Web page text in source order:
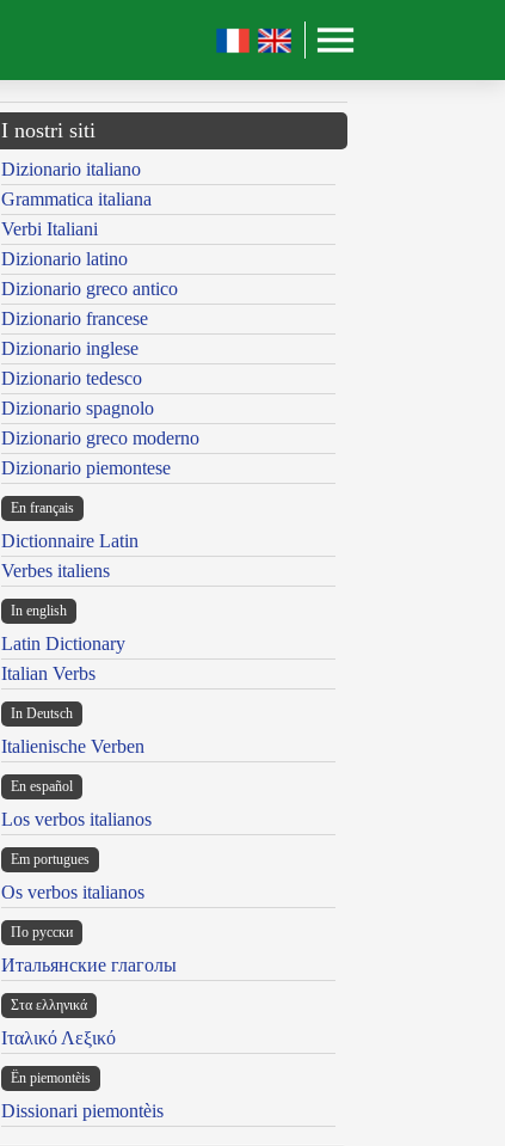
I nostri siti
Dizionario italiano
Grammatica italiana
Verbi Italiani
Dizionario latino
Dizionario greco antico
Dizionario francese
Dizionario inglese
Dizionario tedesco
Dizionario spagnolo
Dizionario greco moderno
Dizionario piemontese
En français
Dictionnaire Latin
Verbes italiens
In english
Latin Dictionary
Italian Verbs
In Deutsch
Italienische Verben
En español
Los verbos italianos
Em portugues
Os verbos italianos
По русски
Итальянские глаголы
Στα ελληνικά
Ιταλικό Λεξικό
Ën piemontèis
Dissionari piemontèis